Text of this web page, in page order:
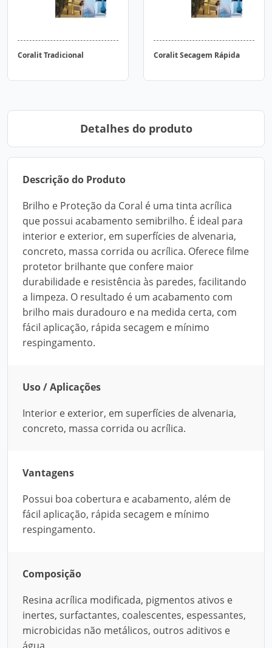
Coralit Tradicional Coralit Secagem Rápida
Detalhes do produto
Descrição do Produto
Brilho e Proteção da Coral é uma tinta acrílica
que possui acabamento semibrilho. É ideal para
interior e exterior, em superfícies de alvenaria,
concreto, massa corrida ou acrílica. Oferece filme
protetor brilhante que confere maior
durabilidade e resistência às paredes, facilitando
a limpeza. O resultado é um acabamento com
brilho mais duradouro e na medida certa, com
fácil aplicação, rápida secagem e mínimo
respingamento.
Uso / Aplicações
Interior e exterior, em superfícies de alvenaria,
concreto, massa corrida ou acrílica.
Vantagens
Possui boa cobertura e acabamento, além de
fácil aplicação, rápida secagem e mínimo
respingamento.
Composição
Resina acrílica modificada, pigmentos ativos e
inertes, surfactantes, coalescentes, espessantes,
microbicidas não metálicos, outros aditivos e